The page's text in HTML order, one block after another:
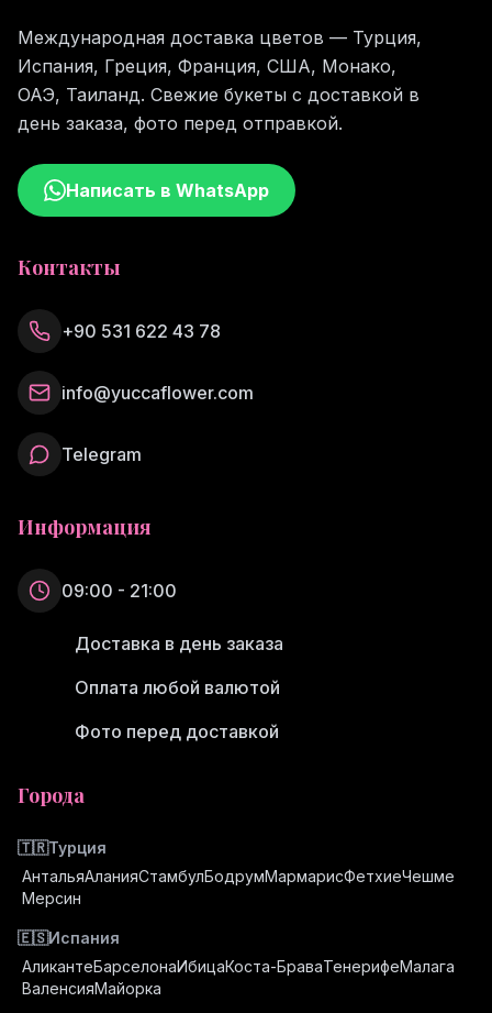
Международная доставка цветов — Турция,
Испания, Греция, Франция, США, Монако,
ОАЭ, Таиланд. Свежие букеты с доставкой в
день заказа, фото перед отправкой.
Написать в WhatsApp
Контакты
+90 531 622 43 78
info@yuccaflower.com
Telegram
Информация
09:00 - 21:00
Доставка в день заказа
Оплата любой валютой
Фото перед доставкой
Города
🇹🇷Турция
АнтальяАланияСтамбулБодрумМармарисФетхиеЧешме
Мерсин
🇪🇸Испания
АликантеБарселонаИбицаКоста-БраваТенерифеМалага
ВаленсияМайорка